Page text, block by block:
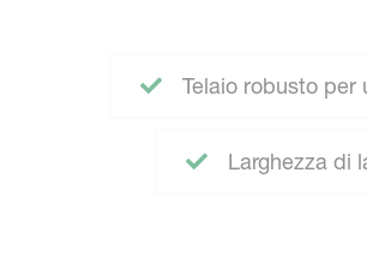
Telaio robusto
Larghezza di